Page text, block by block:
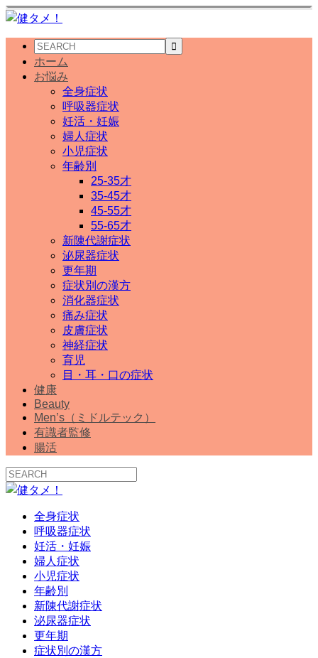
ホーム
お悩み
全身症状
呼吸器症状
妊活・妊娠
婦人症状
小児症状
年齢別
25-35才
35-45才
45-55才
55-65才
新陳代謝症状
泌尿器症状
更年期
症状別の漢方
消化器症状
痛み症状
皮膚症状
神経症状
育児
目・耳・口の症状
健康
Beauty
Men’s（ミドルテック）
有識者監修
腸活
全身症状
呼吸器症状
妊活・妊娠
婦人症状
小児症状
年齢別
新陳代謝症状
泌尿器症状
更年期
症状別の漢方